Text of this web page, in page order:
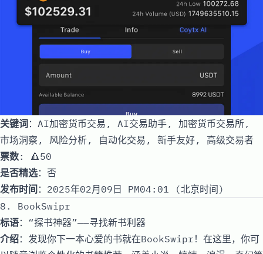
关键词：AI加密货币交易, AI交易助手, 加密货币交易所,
市场洞察, 风险分析, 自动化交易, 新手友好, 高级交易者
票数: 🔺50
是否精选：否
发布时间 ：2025年02月09日 PM04:01 (北京时间)
8. BookSwipr
标语：“探书神器”——寻找新书利器
介绍：发现你下一本心爱的书就在BookSwipr！在这里，你可